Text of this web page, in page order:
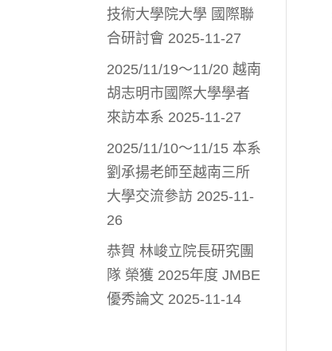
技術大學院大學 國際聯
合研討會 2025-11-27
2025/11/19～11/20 越南
胡志明市國際大學學者
來訪本系 2025-11-27
2025/11/10～11/15 本系
劉承揚老師至越南三所
大學交流參訪 2025-11-
26
恭賀 林峻立院長研究團
隊 榮獲 2025年度 JMBE
優秀論文 2025-11-14